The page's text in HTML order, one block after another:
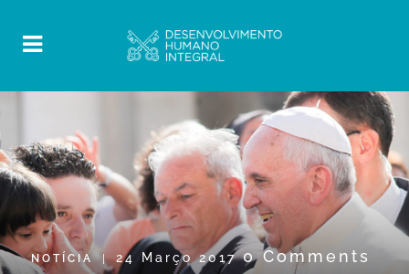
NOTÍCIA 24 Março 20170 Comments